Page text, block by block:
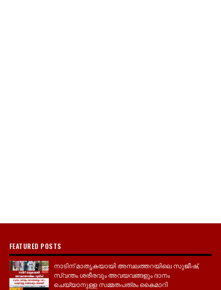
FEATURED POSTS
നാടിന് മാതൃകയായി അമ്പലത്തറയിലെ സുജീഷ്,
സ്വന്തം ശരീരവും അവയവങ്ങളും ദാനം
ചെയ്യാനുള്ള സമ്മതപത്രം കൈമാറി